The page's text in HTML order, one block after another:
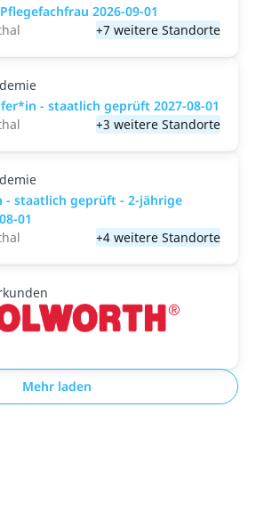
2026-09-01
+7 weitere Standorte
- staatlich geprüft 2027-08-01
+3 weitere Standorte
- staatlich geprüft - 2-jährige
01
+4 weitere Standorte
Mehr laden